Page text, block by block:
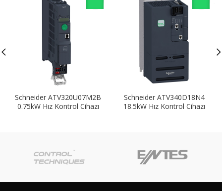
Schneider ATV320U07M2B
0.75kW Hız Kontrol Cihazı
Schneider ATV340D18N4
18.5kW Hız Kontrol Cihazı